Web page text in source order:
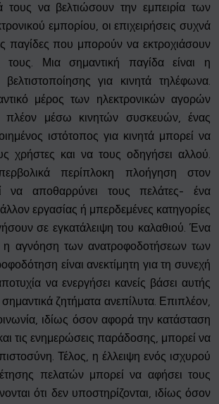
τους να βελτιώσουν την εμπειρία των
εμπορίου, οι επιχειρήσεις συχνά
παγίδες που μπορούν να εκτροχιάσουν
τους. Μια σημαντική παγίδα είναι η
για κινητά τηλέφωνα.
μέρος των ηλεκτρονικών αγορών
πλέον μέσω κινητών συσκευών, ένας
ιστότοπος για κινητά μπορεί να
χρήστες και να τους οδηγήσει αλλού.
περίπλοκη πλοήγηση στον
να αποθαρρύνει τους πελάτες- ένα
εργασίας ή μπερδεμένες κατηγορίες
σε εγκατάλειψη του καλαθιού. Ένα
η αγνόηση των ανατροφοδοτήσεων των
είναι ανεκτίμητη για τη συνεχή
να ενεργήσει κανείς βάσει αυτής
ζητήματα ανεπίλυτα. Επιπλέον,
ιδίως όσον αφορά την κατάσταση
τις ενημερώσεις παράδοσης, μπορεί να
Τέλος, η έλλειψη ενός ισχυρού
πελατών μπορεί να αφήσει τους
ότι δεν υποστηρίζονται, ιδίως όσον